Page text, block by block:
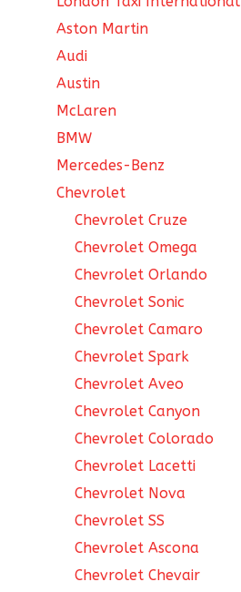
Aston Martin
Audi
Austin
McLaren
BMW
Mercedes-Benz
Chevrolet
Chevrolet Cruze
Chevrolet Omega
Chevrolet Orlando
Chevrolet Sonic
Chevrolet Camaro
Chevrolet Spark
Chevrolet Aveo
Chevrolet Canyon
Chevrolet Colorado
Chevrolet Lacetti
Chevrolet Nova
Chevrolet SS
Chevrolet Ascona
Chevrolet Chevair